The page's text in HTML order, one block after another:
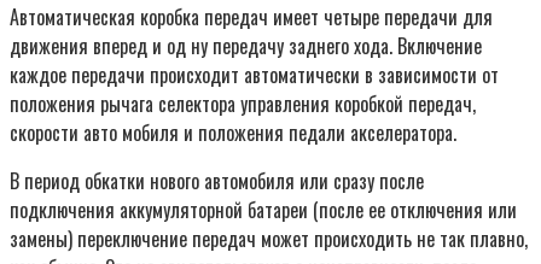
Автоматическая коробка передач имеет четыре передачи для
движения вперед и од ну передачу заднего хода. Включение
каждое передачи происходит автоматически в зависимости от
положения рычага селектора управления коробкой передач,
скорости авто мобиля и положения педали акселератора.
В период обкатки нового автомобиля или сразу после
подключения аккумуляторной батареи (после ее отключения или
замены) переключение передач может происходить не так плавно,